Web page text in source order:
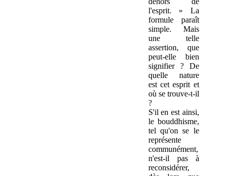
l'esprit. » La
formule paraît
simple. Mais
une telle
assertion, que
peut-elle bien
signifier ? De
quelle nature
est cet esprit et
où se trouve-t-il
?
S'il en est ainsi,
le bouddhisme,
tel qu'on se le
représente
communément,
n'est-il pas à
reconsidérer,